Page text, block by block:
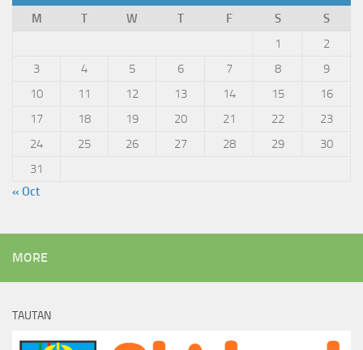
M
T W T F S
S
1
2
3
4 5 6 7 8
9
10
11 12 13 14 15
16
17
18 19 20 21 22
23
24
25 26 27 28 29
30
31
« Oct
MORE
TAUTAN